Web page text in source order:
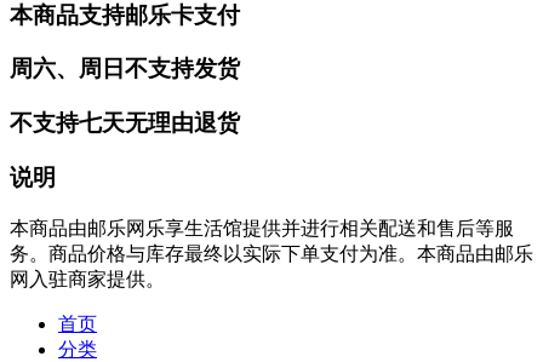
本商品支持邮乐卡支付
周六、周日不支持发货
不支持七天无理由退货
说明
本商品由邮乐网乐享生活馆提供并进行相关配送和售后等服
务。商品价格与库存最终以实际下单支付为准。本商品由邮乐
网入驻商家提供。
首页
分类